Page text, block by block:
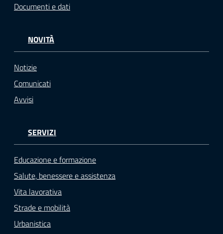
Documenti e dati
NOVITÀ
Notizie
Comunicati
Avvisi
SERVIZI
Educazione e formazione
Salute, benessere e assistenza
Vita lavorativa
Strade e mobilità
Urbanistica